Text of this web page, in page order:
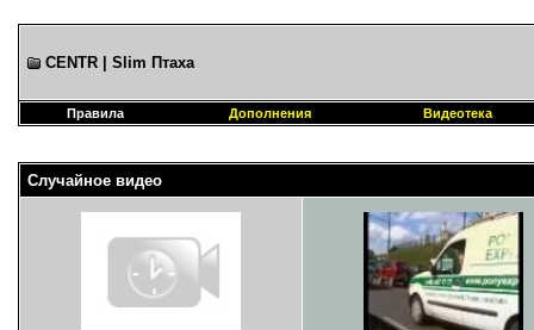
CENTR | Slim Птаха
Правила Дополнения Видеотека
Случайное видео